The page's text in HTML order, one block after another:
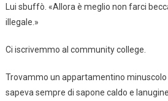
Lui sbuffò. «Allora è meglio non farci
illegale.»
Ci iscrivemmo al community college.
Trovammo un appartamentino
sapeva sempre di sapone caldo e